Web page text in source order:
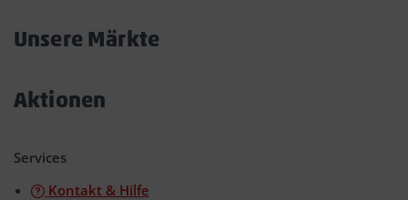
Unsere Märkte
Aktionen
Services
Kontakt & Hilfe